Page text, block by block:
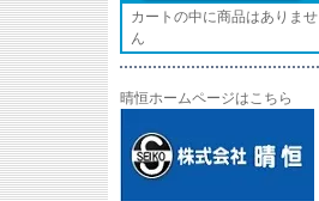
カートの中に商品はありませ
ん
晴恒ホームページはこちら